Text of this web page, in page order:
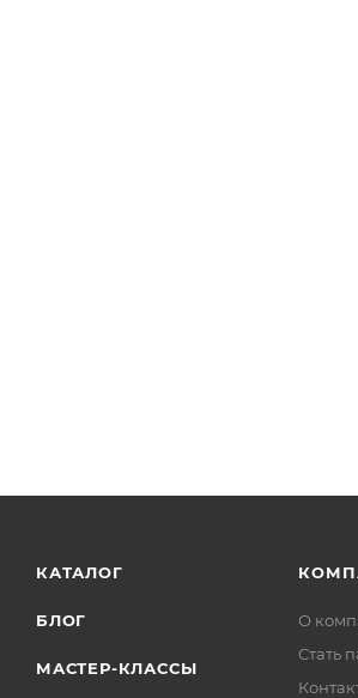
КАТАЛОГ
БЛОГ
МАСТЕР-КЛАССЫ
О
Стать